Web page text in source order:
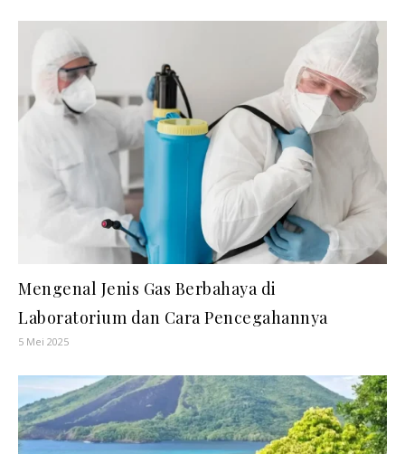
Mengenal Jenis Gas Berbahaya di
Laboratorium dan Cara Pencegahannya
5 Mei 2025